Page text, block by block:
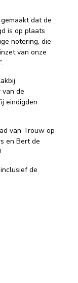
dat de
is op plaats
notering, die
van onze
van de
eindigden
van Trouw op
en Bert de
de